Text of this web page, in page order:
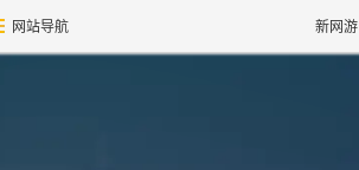
网站导航 新网游